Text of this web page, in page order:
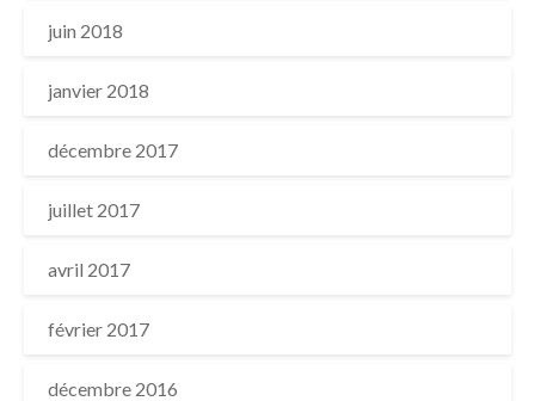
juin 2018
janvier 2018
décembre 2017
juillet 2017
avril 2017
février 2017
décembre 2016